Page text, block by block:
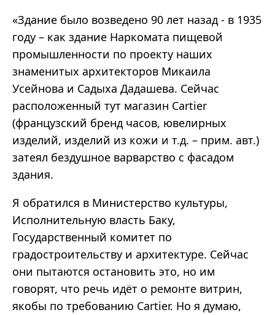
«Здание было возведено 90 лет назад - в 1935
году – как здание Наркомата пищевой
промышленности по проекту наших
знаменитых архитекторов Микаила
Усейнова и Садыха Дадашева. Сейчас
расположенный тут магазин Cartier
(французский бренд часов, ювелирных
изделий, изделий из кожи и т.д. – прим. авт.)
затеял бездушное варварство с фасадом
здания.
Я обратился в Министерство культуры,
Исполнительную власть Баку,
Государственный комитет по
градостроительству и архитектуре. Сейчас
они пытаются остановить это, но им
говорят, что речь идёт о ремонте витрин,
якобы по требованию Cartier. Но я думаю,